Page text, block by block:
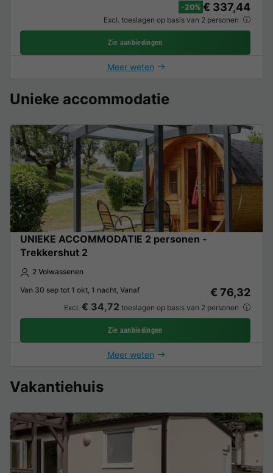
-20% € 337,44
Excl. toeslagen op basis van 2 personen
Zie aanbiedingen
Meer weten
Unieke accommodatie
UNIEKE ACCOMMODATIE 2 personen -
Trekkershut 2
2 Volwassenen
Van 30 sep tot 1 okt, 1 nacht, Vanaf
€ 76,32
Excl. € 34,72 toeslagen op basis van 2 personen
Zie aanbiedingen
Meer weten
Vakantiehuis